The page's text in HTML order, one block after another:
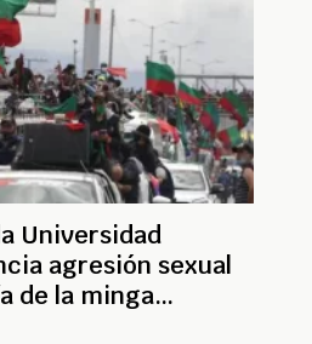
Universidad
agresión sexual
de la minga